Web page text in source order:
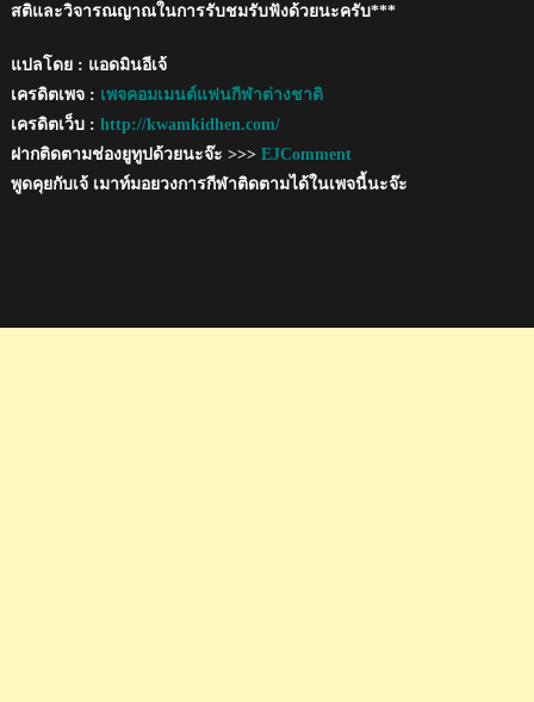
สติและวิจารณญาณในการรับชมรับฟังด้วยนะครับ***
แปลโดย : แอดมินอีเจ้
เครดิตเพจ : เพจคอมเมนต์แฟนกีฬาต่างชาติ
เครดิตเว็บ : http://kwamkidhen.com/
ฝากติดตามช่องยูทูปด้วยนะจ๊ะ >>> EJComment
พูดคุยกับเจ้ เมาท์มอยวงการกีฬาติดตามได้ในเพจนี้นะจ๊ะ